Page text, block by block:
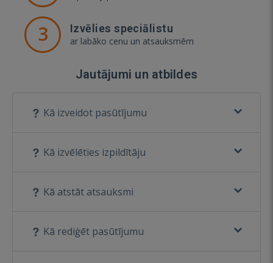
3 Izvēlies speciālistu
ar labāko cenu un atsauksmēm
Jautājumi un atbildes
Kā izveidot pasūtījumu
Kā izvēlēties izpildītāju
Kā atstāt atsauksmi
Kā rediģēt pasūtījumu